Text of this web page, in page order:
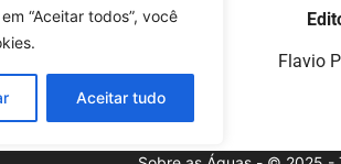
“Aceitar todos”, você
Aceitar tudo
Flavio